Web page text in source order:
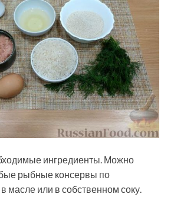
ингредиенты. Можно
рыбные консервы по
масле или в собственном соку.